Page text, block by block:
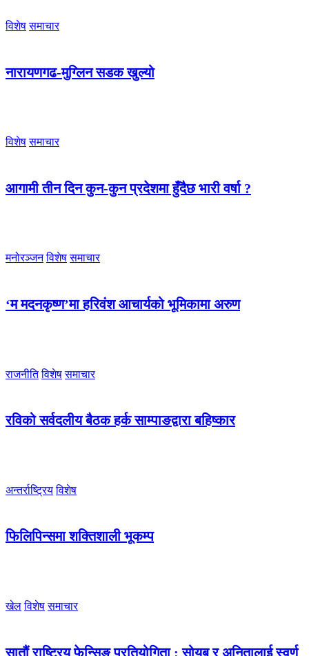
विशेष समाचार
नारायणगढ-मुग्लिन सडक खुल्यो
विशेष समाचार
आगामी तीन दिन कुन-कुन प्रदेशमा हुँदैछ भारी वर्षा ?
मनोरञ्जन विशेष समाचार
‘म मदनकृष्ण’मा हरिवंश आचार्यको भूमिकामा अरुण
राजनीति विशेष समाचार
रविको सर्वदलीय बैठक हर्क साम्पाङद्वारा बहिष्कार
अन्तर्राष्ट्रिय विशेष
फिलिपिन्समा शक्तिशाली भूकम्प
खेल विशेष समाचार
सातौं राष्ट्रिय फेन्सिङ प्रतियोगिता : सोयब र अनितालाई स्वर्ण